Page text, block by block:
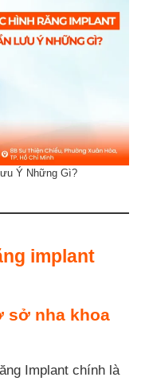
Ý Những Gì?
implant
sở nha khoa
Implant chính là